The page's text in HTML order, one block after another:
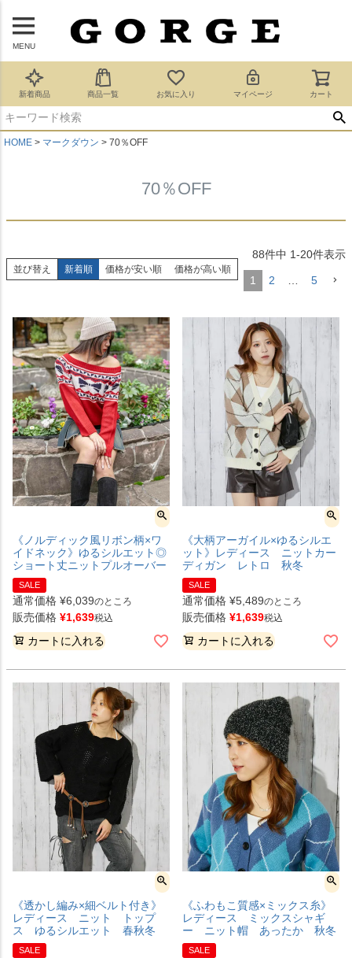
MENU
新着商品 商品一覧 お気に入り マイページ カート
HOME マークダウン 70％OFF
70％OFF
並び替え 新着順 価格が安い順 価格が高い順
88件中 1-20件表示
1 2 … 5
《ノルディック風リボン柄×ワ
イドネック》ゆるシルエット◎
ショート丈ニットプルオーバー
SALE
通常価格 ¥6,039のところ
販売価格 ¥1,639税込
カートに入れる
《大柄アーガイル×ゆるシルエ
ット》レディース ニットカー
ディガン レトロ 秋冬
SALE
通常価格 ¥5,489のところ
販売価格 ¥1,639税込
カートに入れる
《透かし編み×細ベルト付き》
レディース ニット トップ
ス ゆるシルエット 春秋冬
SALE
《ふわもこ質感×ミックス糸》
レディース ミックスシャギ
ー ニット帽 あったか 秋冬
SALE